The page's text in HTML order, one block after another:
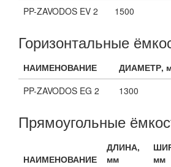
PP-ZAVODOS EV 2
1500
Горизонтальные
НАИМЕНОВАНИЕ ДИАМЕТР,
PP-ZAVODOS EG 2
1300
Прямоугольные
НАИМЕНОВАНИЕ
ДЛИНА,
мм
мм